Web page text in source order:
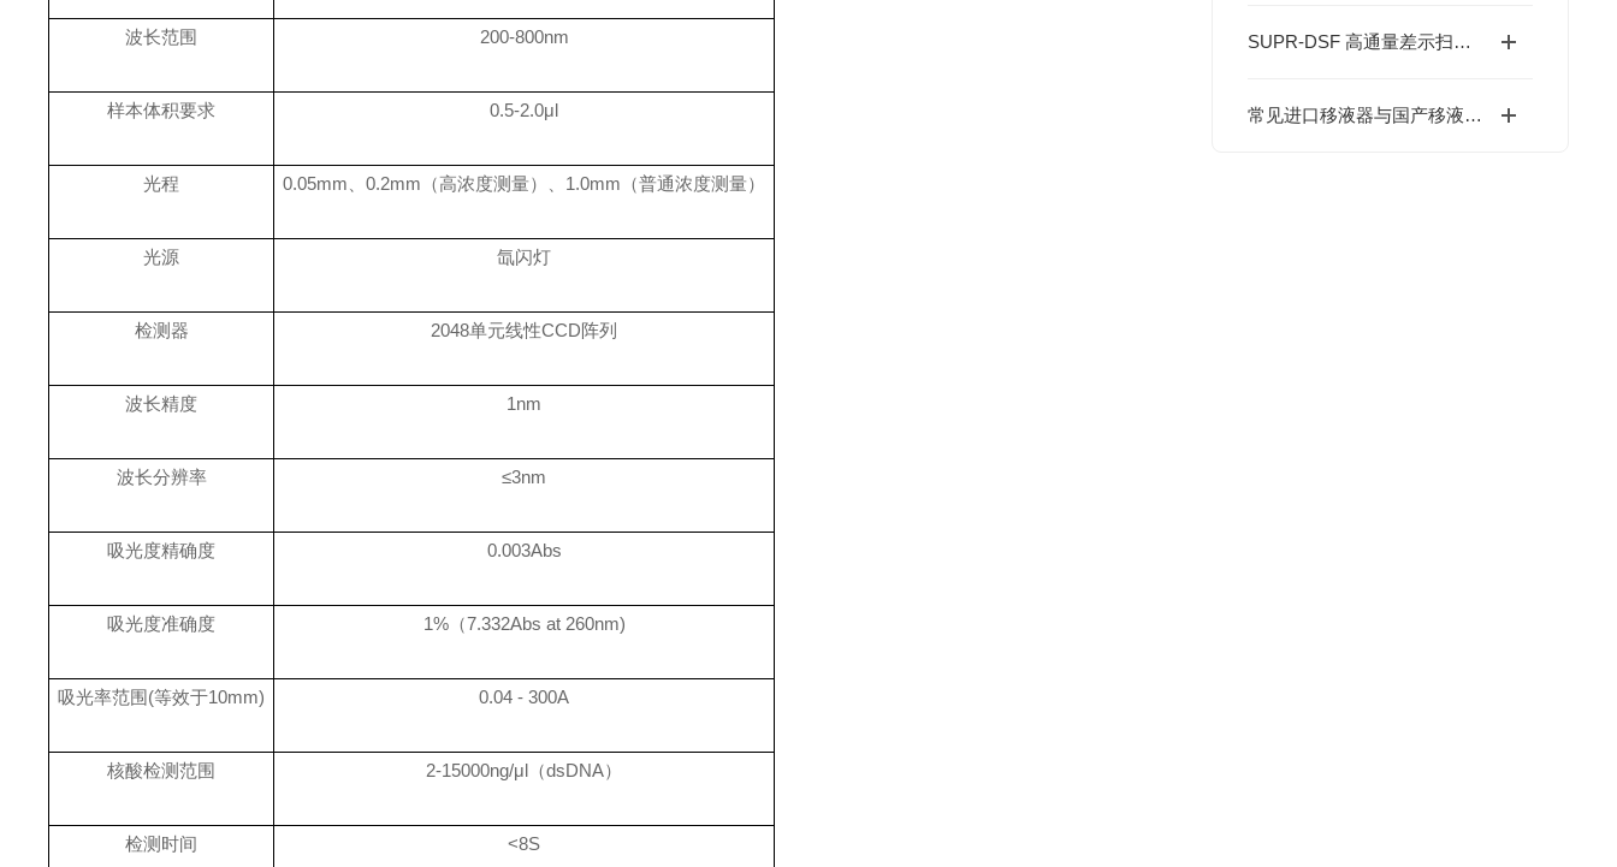
SUPR-DSF 高通量差示扫描荧光仪对比选型指南
常见进口移液器与国产移液器品牌简单对比
波长范围 200-800nm
样本体积要求 0.5-2.0μl
光程 0.05mm、0.2mm（高浓度测量）、1.0mm（普通浓度测量）
光源 氙闪灯
检测器 2048单元线性CCD阵列
波长精度 1nm
波长分辨率 ≤3nm
吸光度精确度 0.003Abs
吸光度准确度 1%（7.332Abs at 260nm)
吸光率范围 (等效于10mm) 0.04 - 300A
核酸检测范围 2-15000ng/μl（dsDNA）
检测时间 <8S